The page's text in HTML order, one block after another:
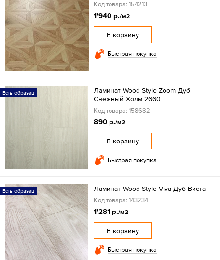
Код товара: 154213
1'940 р./м2
В корзину
Быстрая покупка
Есть образец
Ламинат Wood Style Zoom Дуб
Снежный Холм 2660
Код товара: 158682
890 р./м2
В корзину
Быстрая покупка
Есть образец Ламинат Wood Style Viva Дуб Виста
Код товара: 143234
1'281 р./м2
В корзину
Быстрая покупка